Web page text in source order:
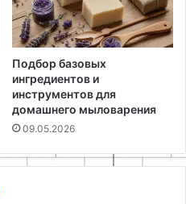
Подбор базовых
ингредиентов и
инструментов для
домашнего мыловарения
09.05.2026